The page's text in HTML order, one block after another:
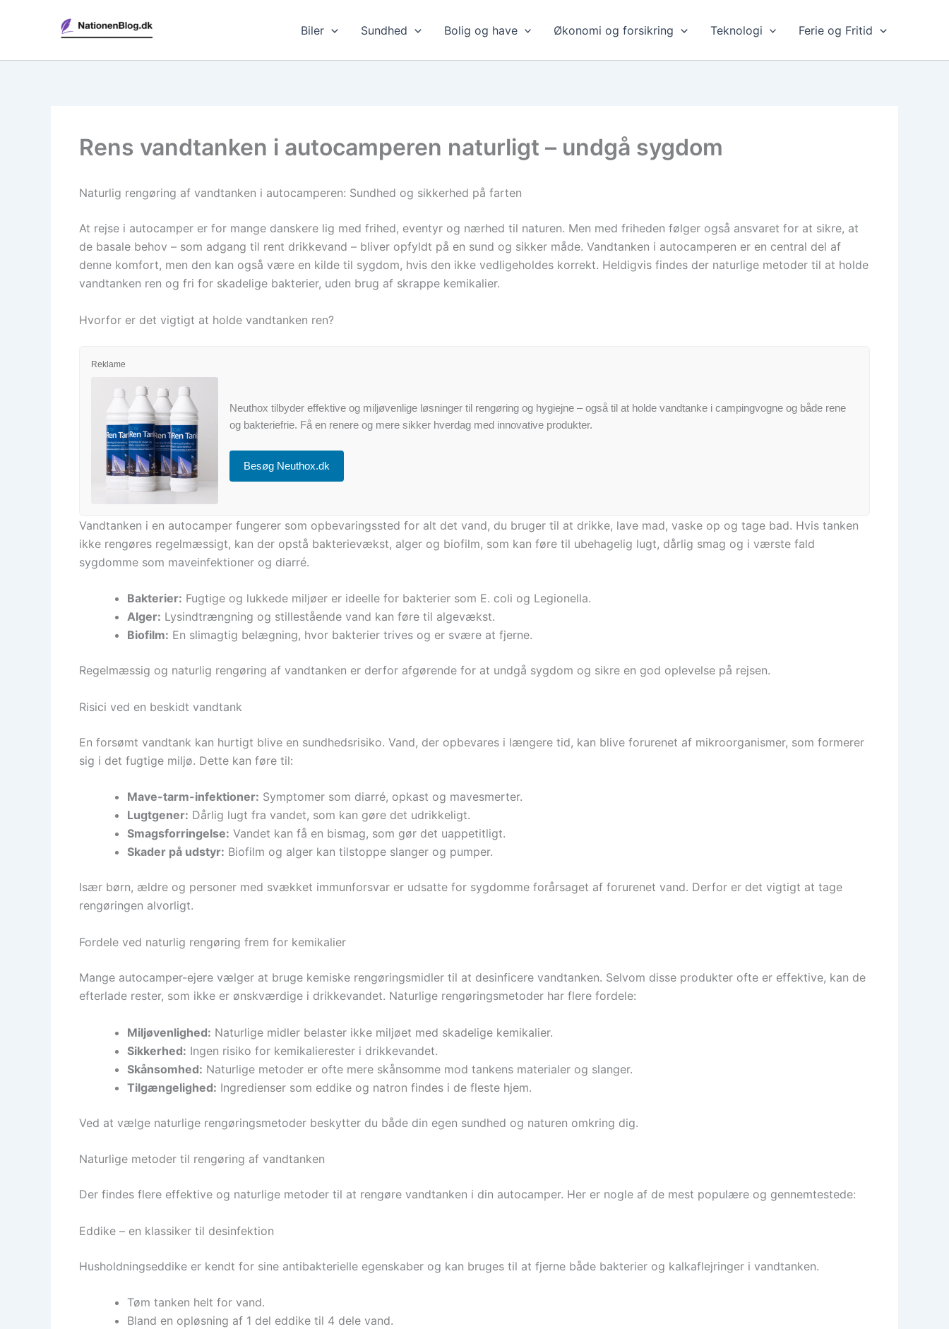
Biler Sundhed Bolig og have Økonomi og forsikring Teknologi Ferie og Fritid
Rens vandtanken i autocamperen naturligt – undgå sygdom
Naturlig rengøring af vandtanken i autocamperen: Sundhed og sikkerhed på farten
At rejse i autocamper er for mange danskere lig med frihed, eventyr og nærhed til naturen. Men med friheden følger også ansvaret for at sikre, at
de basale behov – som adgang til rent drikkevand – bliver opfyldt på en sund og sikker måde. Vandtanken i autocamperen er en central del af
denne komfort, men den kan også være en kilde til sygdom, hvis den ikke vedligeholdes korrekt. Heldigvis findes der naturlige metoder til at holde
vandtanken ren og fri for skadelige bakterier, uden brug af skrappe kemikalier.
Hvorfor er det vigtigt at holde vandtanken ren?
Reklame
Neuthox tilbyder effektive og miljøvenlige løsninger til rengøring og hygiejne – også til at holde vandtanke i campingvogne og både rene
og bakteriefrie. Få en renere og mere sikker hverdag med innovative produkter.
Besøg Neuthox.dk
Vandtanken i en autocamper fungerer som opbevaringssted for alt det vand, du bruger til at drikke, lave mad, vaske op og tage bad. Hvis tanken
ikke rengøres regelmæssigt, kan der opstå bakterievækst, alger og biofilm, som kan føre til ubehagelig lugt, dårlig smag og i værste fald
sygdomme som maveinfektioner og diarré.
Bakterier: Fugtige og lukkede miljøer er ideelle for bakterier som E. coli og Legionella.
Alger: Lysindtrængning og stillestående vand kan føre til algevækst.
Biofilm: En slimagtig belægning, hvor bakterier trives og er svære at fjerne.
Regelmæssig og naturlig rengøring af vandtanken er derfor afgørende for at undgå sygdom og sikre en god oplevelse på rejsen.
Risici ved en beskidt vandtank
En forsømt vandtank kan hurtigt blive en sundhedsrisiko. Vand, der opbevares i længere tid, kan blive forurenet af mikroorganismer, som formerer
sig i det fugtige miljø. Dette kan føre til:
Mave-tarm-infektioner: Symptomer som diarré, opkast og mavesmerter.
Lugtgener: Dårlig lugt fra vandet, som kan gøre det udrikkeligt.
Smagsforringelse: Vandet kan få en bismag, som gør det uappetitligt.
Skader på udstyr: Biofilm og alger kan tilstoppe slanger og pumper.
Især børn, ældre og personer med svækket immunforsvar er udsatte for sygdomme forårsaget af forurenet vand. Derfor er det vigtigt at tage
rengøringen alvorligt.
Fordele ved naturlig rengøring frem for kemikalier
Mange autocamper-ejere vælger at bruge kemiske rengøringsmidler til at desinficere vandtanken. Selvom disse produkter ofte er effektive, kan de
efterlade rester, som ikke er ønskværdige i drikkevandet. Naturlige rengøringsmetoder har flere fordele:
Miljøvenlighed: Naturlige midler belaster ikke miljøet med skadelige kemikalier.
Sikkerhed: Ingen risiko for kemikalierester i drikkevandet.
Skånsomhed: Naturlige metoder er ofte mere skånsomme mod tankens materialer og slanger.
Tilgængelighed: Ingredienser som eddike og natron findes i de fleste hjem.
Ved at vælge naturlige rengøringsmetoder beskytter du både din egen sundhed og naturen omkring dig.
Naturlige metoder til rengøring af vandtanken
Der findes flere effektive og naturlige metoder til at rengøre vandtanken i din autocamper. Her er nogle af de mest populære og gennemtestede:
Eddike – en klassiker til desinfektion
Husholdningseddike er kendt for sine antibakterielle egenskaber og kan bruges til at fjerne både bakterier og kalkaflejringer i vandtanken.
Tøm tanken helt for vand.
Bland en opløsning af 1 del eddike til 4 dele vand.